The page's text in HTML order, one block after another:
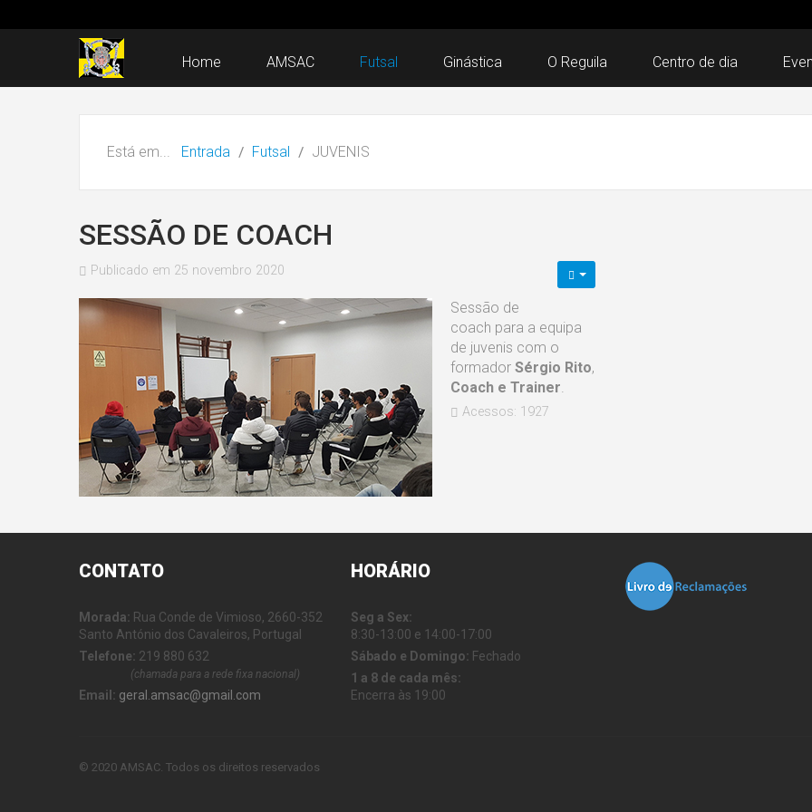
Home AMSAC Futsal Ginástica O Reguila Centro de dia
Está em... Entrada Futsal JUVENIS
SESSÃO DE COACH
Publicado em 25 novembro 2020
Sessão de
coach para a equipa
de juvenis com o
formador Sérgio Rito,
Coach e Trainer.
Acessos: 1927
CONTATO
Morada: Rua Conde de Vimioso, 2660-352
Santo António dos Cavaleiros, Portugal
Telefone: 219 880 632
(chamada para a rede fixa nacional)
Email: geral.amsac@gmail.com
HORÁRIO
Seg a Sex:
8:30-13:00 e 14:00-17:00
Sábado e Domingo: Fechado
1 a 8 de cada mês:
Encerra às 19:00
© 2020 AMSAC. Todos os direitos reservados